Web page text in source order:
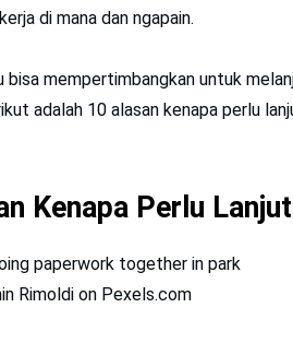
di mana dan ngapain.
bisa mempertimbangkan untuk
adalah 10 alasan kenapa perlu
Kenapa Perlu
Rimoldi on Pexels.com